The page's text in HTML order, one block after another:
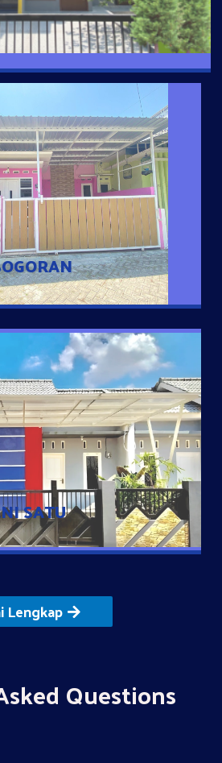
dengan Konsep Rumah Pintar
Penghuni mengakses rumahnya
SATU
SATU
nyaman dengan harga subsidi hanya 100
strategis di Tuban
Lengkap
Questions